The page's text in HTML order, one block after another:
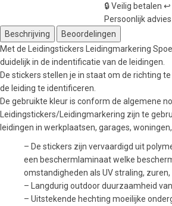
🔒Veilig betalen ↩️
Persoonlijk advies
Beschrijving
Beoordelingen
Met de Leidingstickers Leidingmarkering
duidelijk in de indentificatie van de leidingen.
De stickers stellen je in staat om de richting
de leiding te identificeren.
De gebruikte kleur is conform de algemene
Leidingstickers/Leidingmarkering zijn te
leidingen in werkplaatsen, garages, woningen,
– De stickers zijn vervaardigd uit
een beschermlaminaat welke
omstandigheden als UV straling, zuren,
– Langdurig outdoor duurzaamheid
– Uitstekende hechting moeilijke